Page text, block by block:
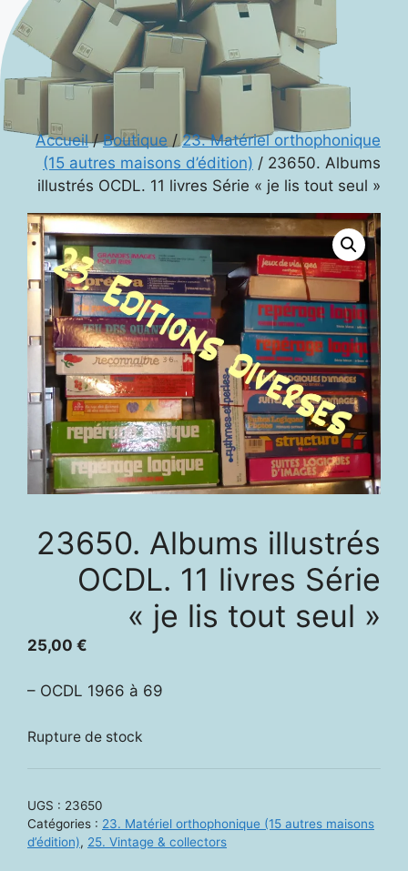
Accueil/Boutique /23. Matériel orthophonique
(15 autres maisons d’édition) / 23650. Albums
illustrés OCDL. 11 livres Série « je lis tout seul »
23650. Albums illustrés
OCDL. 11 livres Série
« je lis tout seul »
25,00 €
– OCDL 1966 à 69
Rupture de stock
UGS : 23650
Catégories : 23. Matériel orthophonique (15 autres maisons
d’édition), 25. Vintage & collectors